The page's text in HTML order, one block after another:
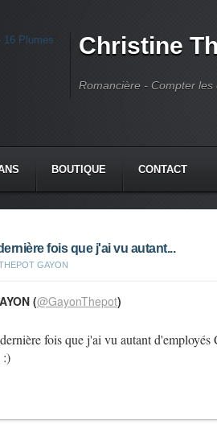
Christine
Romancière - Compter
BOUTIQUE CONTACT
fois que j'ai vu autant...
GAYON
fois que j'ai vu autant
:)
(@GayonThepot)